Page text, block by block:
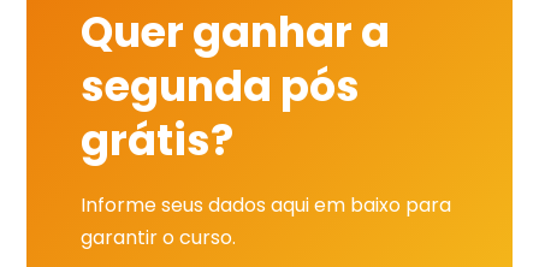
Quer ganhar a
segunda pós
grátis?
Informe seus dados aqui em baixo para
garantir o curso.